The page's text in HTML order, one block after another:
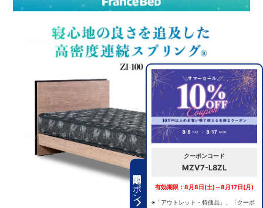
期間限定クーポン
クーポンコード
MZV7-L8ZL
有効期限：8月8日(土)～8月17日(月)
※「アウトレット・特価品」、「クーポ